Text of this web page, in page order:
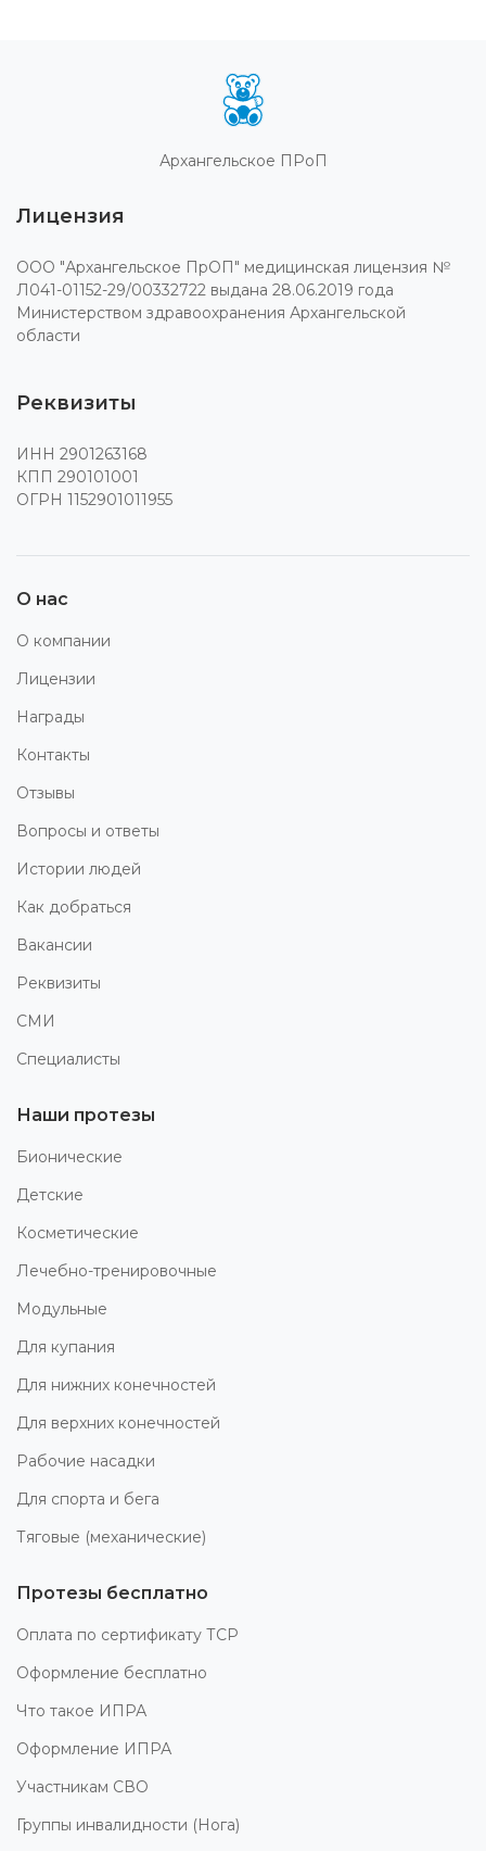
Архангельское ПРоП
Лицензия
ООО "Архангельское ПрОП" медицинская лицензия №
Л041-01152-29/00332722 выдана 28.06.2019 года
Министерством здравоохранения Архангельской
области
Реквизиты
ИНН 2901263168
КПП 290101001
ОГРН 1152901011955
О нас
О компании
Лицензии
Награды
Контакты
Отзывы
Вопросы и ответы
Истории людей
Как добраться
Вакансии
Реквизиты
СМИ
Специалисты
Наши протезы
Бионические
Детские
Косметические
Лечебно-тренировочные
Модульные
Для купания
Для нижних конечностей
Для верхних конечностей
Рабочие насадки
Для спорта и бега
Тяговые (механические)
Протезы бесплатно
Оплата по сертификату ТСР
Оформление бесплатно
Что такое ИПРА
Оформление ИПРА
Участникам СВО
Группы инвалидности (Нога)